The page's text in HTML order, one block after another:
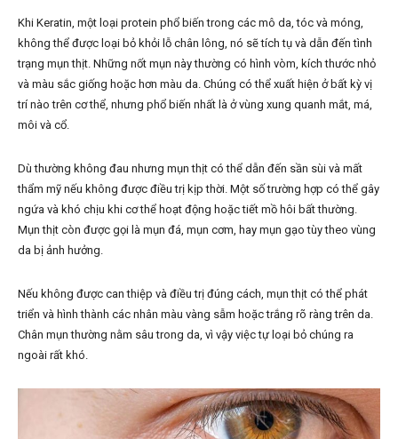
Khi Keratin, một loại protein phổ biến trong các mô da, tóc và móng,
không thể được loại bỏ khỏi lỗ chân lông, nó sẽ tích tụ và dẫn đến tình
trạng mụn thịt. Những nốt mụn này thường có hình vòm, kích thước nhỏ
và màu sắc giống hoặc hơn màu da. Chúng có thể xuất hiện ở bất kỳ vị
trí nào trên cơ thể, nhưng phổ biến nhất là ở vùng xung quanh mắt, má,
môi và cổ.
Dù thường không đau nhưng mụn thịt có thể dẫn đến sần sùi và mất
thẩm mỹ nếu không được điều trị kịp thời. Một số trường hợp có thể gây
ngứa và khó chịu khi cơ thể hoạt động hoặc tiết mồ hôi bất thường.
Mụn thịt còn được gọi là mụn đá, mụn cơm, hay mụn gạo tùy theo vùng
da bị ảnh hưởng.
Nếu không được can thiệp và điều trị đúng cách, mụn thịt có thể phát
triển và hình thành các nhân màu vàng sẫm hoặc trắng rõ ràng trên da.
Chân mụn thường nằm sâu trong da, vì vậy việc tự loại bỏ chúng ra
ngoài rất khó.